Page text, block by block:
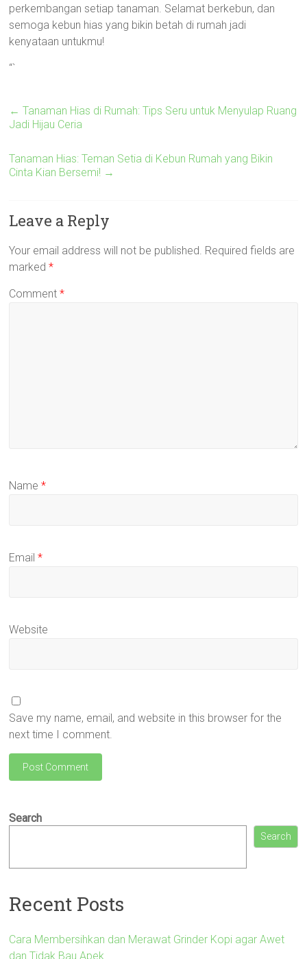
perkembangan setiap tanaman. Selamat berkebun, dan
semoga kebun hias yang bikin betah di rumah jadi
kenyataan untukmu!
“`
← Tanaman Hias di Rumah: Tips Seru untuk Menyulap Ruang
Jadi Hijau Ceria
Tanaman Hias: Teman Setia di Kebun Rumah yang Bikin
Cinta Kian Bersemi! →
Leave a Reply
Your email address will not be published. Required fields are
marked*
Comment*
Name*
Email*
Website
Save my name, email, and website in this browser for the
next time I comment.
Search
Search
Recent Posts
Cara Membersihkan dan Merawat Grinder Kopi agar Awet
dan Tidak Bau Apek